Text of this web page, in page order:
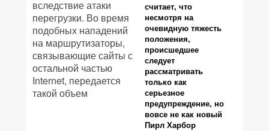
считает, что
несмотря на
очевидную тяжесть
положения,
происшедшее
следует
рассматривать
только как
серьезное
предупреждение, но
вовсе не как новый
Пирл Харбор
вследствие атаки
перегрузки. Во время
подобных нападений
на маршрутизаторы,
связывающие сайты с
остальной частью
Internet, передается
такой объем